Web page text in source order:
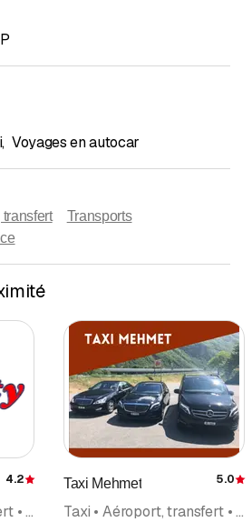
, Voyages en autocar
Transports
Évaluation
4.2
Taxi • Aéroport, transfert • Minibus • Transport pour personnes à mobilité réduite • Transports
Taxi Mehmet 5.0
Taxi • Aéroport, transfert • Limousine Service • Minibus • Transports